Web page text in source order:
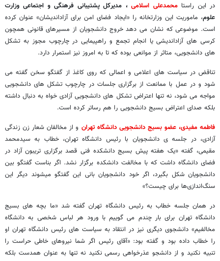
در این راستامحمدعلی اسلامی، مدیرکل پشتیبانی فرهنگی و اجتماعی وزارت
علوم، ماموریت این وزارتخانه را «ایجاد فضای امن برای آزاداندیشان» عنوان کرده
است. موضوعی که نشان می دهد خروج دانشجویان از مسیرهای قانونی همچون
کرسی های آزاداندیشی یا انجام تجمع و راهپیمایی در چارچوب مجوز به تشکل
های دانشجویی، متاثر از موانعی بوده که تا به امروز نیز استمرار دارد.
تناقض در سیاست های اعلامی و اعمالی که روی کاغذ از گفتگو سخن گفته می
شود و در عمل با ممانعت از برگزاری جلسات در چارچوب تشکل های دانشجویی
مواجه می شود، نه تنها اعتراض تشکل های دانشجویی آزادی خواه به دنبال داشته
بلکه صدای اعتراض بسیج دانشجویی را هم رساتر کرده است.
فاطمه مفیدی، عضو بسیج دانشجویی دانشگاه تهران و از مخالفان شعار زن زندگی
آزادی، در جلسه ی دانشجویان با رئیس دانشگاه تهران، خطاب به سیدمحمد
مقیمی، گفته «یک هفته پیش بسیج دانشکده فنی قصد برگزاری تریبون آزاد در
فضای دانشگاه داشت که با مخالفت دانشکده برگزار نشد. اگر بناست گفتگو بین
دانشجویان شکل بگیرد، اگر خود دانشجویان بانی این گفتگو میشوند دیگر این
سنگ‌اندازی‌ها برای چیست؟»
در همان جلسه خطاب به رئیس دانشگاه تهران گفته شد «ما بچه های بسیج
دانشگاه تهران برای بار چندم می گوییم با ورود هر لباس شخصی به دانشگاه
مخالفیم» دانشجوی دیگری نیز در انتقاد به سیاست های رئیس دانشگاه تهران او
را خطاب داده بود و گفته بود: «آقای رئیس اگر شما نیروهای خاطی حراست را
تنبیه نکنید و از دانشجو عذرخواهی رسمی نکنید نه تنها به عنوان همدست بلکه